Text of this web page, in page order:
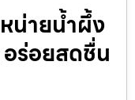
น่ายน้ำผึ้ง
ร่อยสดชื่น